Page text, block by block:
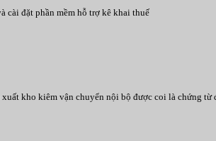
cài đặt phần mềm hỗ trợ kê khai thuế
kho kiêm vận chuyển nội bộ được coi là chứng từ